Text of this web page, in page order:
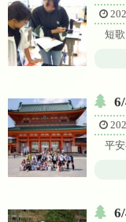
短歌
平安